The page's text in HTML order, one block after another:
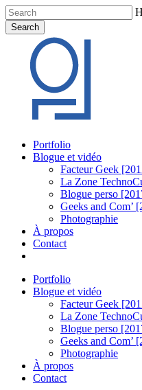
Skip
to
main
content
Search
Search
Menu
Portfolio
Blogue et vidéo
Facteur Geek
La Zone
Blogue perso
Geeks and Com’
Photographie
À propos
Contact
Portfolio
Blogue et vidéo
Facteur Geek
La Zone
Blogue perso
Geeks and Com’
Photographie
À propos
Contact